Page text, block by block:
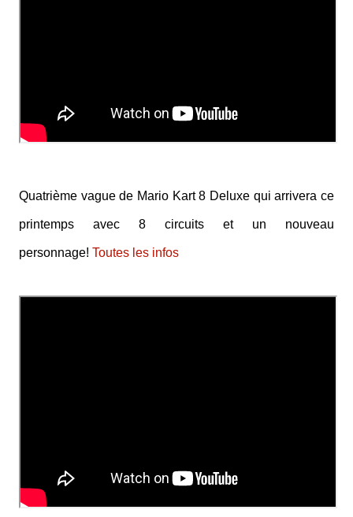
Quatrième vague de Mario Kart 8 Deluxe qui arrivera ce
printemps avec 8 circuits et un nouveau
personnage! Toutes les infos